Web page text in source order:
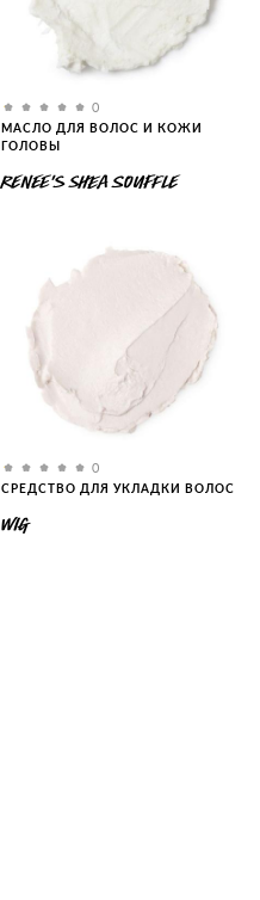
0
МАСЛО ДЛЯ ВОЛОС И КОЖИ
ГОЛОВЫ
RENEE'S SHEA SOUFFLE
0
СРЕДСТВО ДЛЯ УКЛАДКИ ВОЛОС
WIG